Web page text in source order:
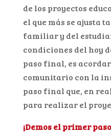
de los proyectos
el que más se ajusta
familiar y del
condiciones del hoy
paso final, es
comunitario con la
paso final que, en
para realizar el
¡Demos el primer